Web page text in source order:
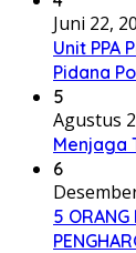
Juni 22,
Unit PPA
Pidana
5
Agustus
Menjaga
6
5 ORANG